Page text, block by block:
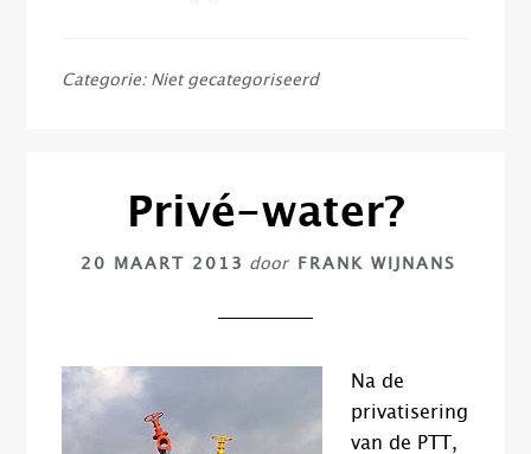
Categorie: Niet gecategoriseerd
Privé-water?
20 MAART 2013 door FRANK WIJNANS
Na de
privatisering
van de PTT,